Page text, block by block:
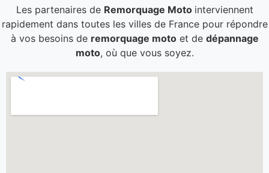
Les partenaires de Remorquage Moto interviennent
rapidement dans toutes les villes de France pour répondre
à vos besoins de remorquage motoet de dépannage
moto, où que vous soyez.